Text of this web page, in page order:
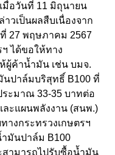
มื่อวันที่ 11 มิถุนายน
วเป็นผลสืบเนื่องจาก
27 พฤษภาคม 2567
ได้ขอให้ทาง
ผู้ค้าน้ำมัน เช่น บมจ.
นปาล์มบริสุทธิ์ B100 ที่
ะมาณ 33-35 บาทต่อ
ะแผนพลังงาน (สนพ.)
างกระทรวงเกษตรฯ
ำมันปาล์ม B100
สามารถไปรับซื้อน้ำมัน